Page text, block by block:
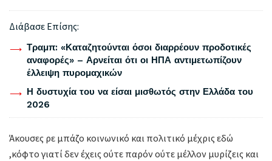
Διάβασε Επίσης:
Τραμπ: «Καταζητούνται όσοι διαρρέουν προδοτικές
αναφορές» – Αρνείται ότι οι ΗΠΑ αντιμετωπίζουν
έλλειψη πυρομαχικών
Η δυστυχία του να είσαι μισθωτός στην Ελλάδα του
2026
Άκουσες ρε μπάζο κοινωνικό και πολιτικό μέχρις εδώ
,κόφτο γιατί δεν έχεις ούτε παρόν ούτε μέλλον μυρίζεις και